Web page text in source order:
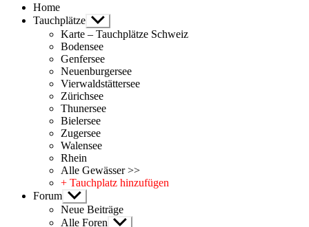
Home
Tauchplätze Untermenü
anzeigen
Karte – Tauchplätze Schweiz
Bodensee
Genfersee
Neuenburgersee
Vierwaldstättersee
Zürichsee
Thunersee
Bielersee
Zugersee
Walensee
Rhein
Alle Gewässer >>
+ Tauchplatz hinzufügen
Forum Untermenü
anzeigen
Neue Beiträge
Alle Foren Untermenü